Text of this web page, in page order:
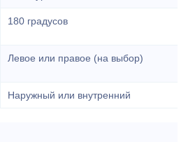
180 градусов
Левое или правое (на выбор)
Наружный или внутренний